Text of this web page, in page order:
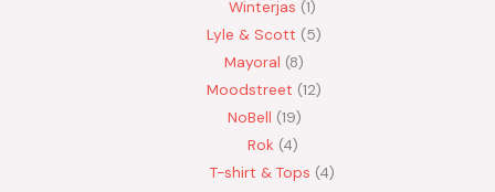
Winterjas 1
Lyle & Scott 5
Mayoral 8
Moodstreet 12
NoBell 19
Rok 4
T-shirt & Tops 4